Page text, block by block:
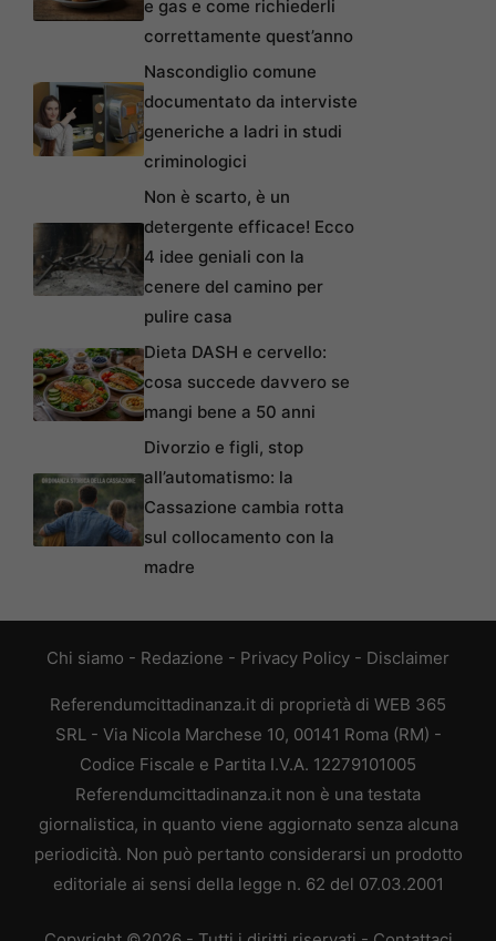
e gas e come richiederli
correttamente quest’anno
Nascondiglio comune
documentato da interviste
generiche a ladri in studi
criminologici
Non è scarto, è un
detergente efficace! Ecco
4 idee geniali con la
cenere del camino per
pulire casa
Dieta DASH e cervello:
cosa succede davvero se
mangi bene a 50 anni
Divorzio e figli, stop
all’automatismo: la
Cassazione cambia rotta
sul collocamento con la
madre
Chi siamo - Redazione - Privacy Policy - Disclaimer
Referendumcittadinanza.it di proprietà di WEB 365
SRL - Via Nicola Marchese 10, 00141 Roma (RM) -
Codice Fiscale e Partita I.V.A. 12279101005
Referendumcittadinanza.it non è una testata
giornalistica, in quanto viene aggiornato senza alcuna
periodicità. Non può pertanto considerarsi un prodotto
editoriale ai sensi della legge n. 62 del 07.03.2001